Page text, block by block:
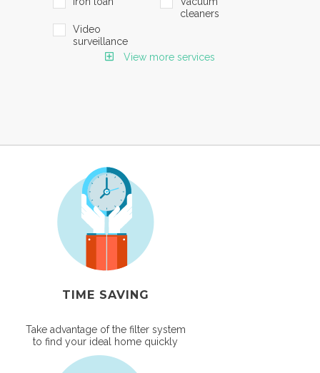
cleaners
Video
surveillance
View more services
TIME SAVING
Take advantage of the filter system
to find your ideal home quickly